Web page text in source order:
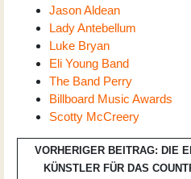
Jason Aldean
Lady Antebellum
Luke Bryan
Eli Young Band
The Band Perry
Billboard Music Awards
Scotty McCreery
VORHERIGER BEITRAG: DIE
KÜNSTLER FÜR DAS